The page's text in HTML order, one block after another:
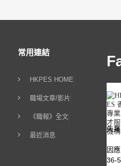
常用連結
HKPES HOME
職場文章/影片
《職報》全文
最近消息
失
因
36-